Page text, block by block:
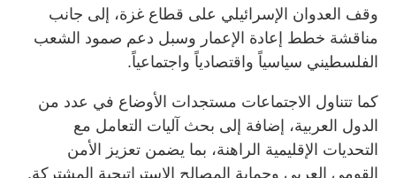
وقف العدوان الإسرائيلي على قطاع غزة، إلى جانب
مناقشة خطط إعادة الإعمار وسبل دعم صمود الشعب
الفلسطيني سياسياً واقتصادياً واجتماعياً.
كما تتناول الاجتماعات مستجدات الأوضاع في عدد من
الدول العربية، إضافة إلى بحث آليات التعامل مع
التحديات الإقليمية الراهنة، بما يضمن تعزيز الأمن
القومي العربي وحماية المصالح الاستراتيجية المشتركة.